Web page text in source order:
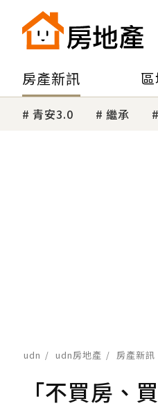
房產新訊
青安3.0 繼承
udn udn房地產 房產新訊
「不買房、